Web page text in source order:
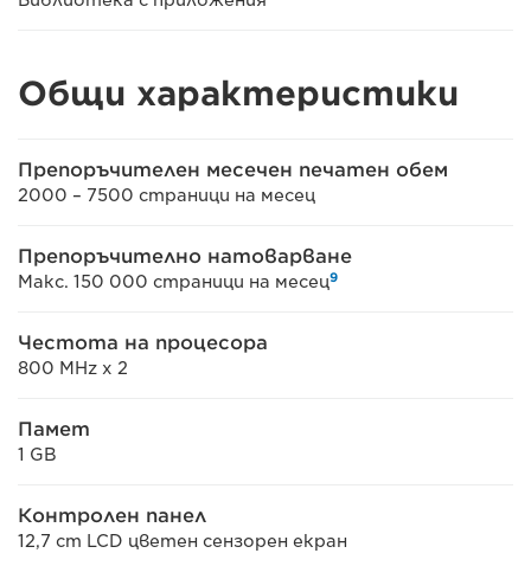
Общи характеристики
Препоръчителен месечен печатен обем
2000 – 7500 страници на месец
Препоръчително натоварване
Макс. 150 000 страници на месец9
Честота на процесора
800 MHz x 2
Памет
1 GB
Контролен панел
12,7 cm LCD цветен сензорен екран